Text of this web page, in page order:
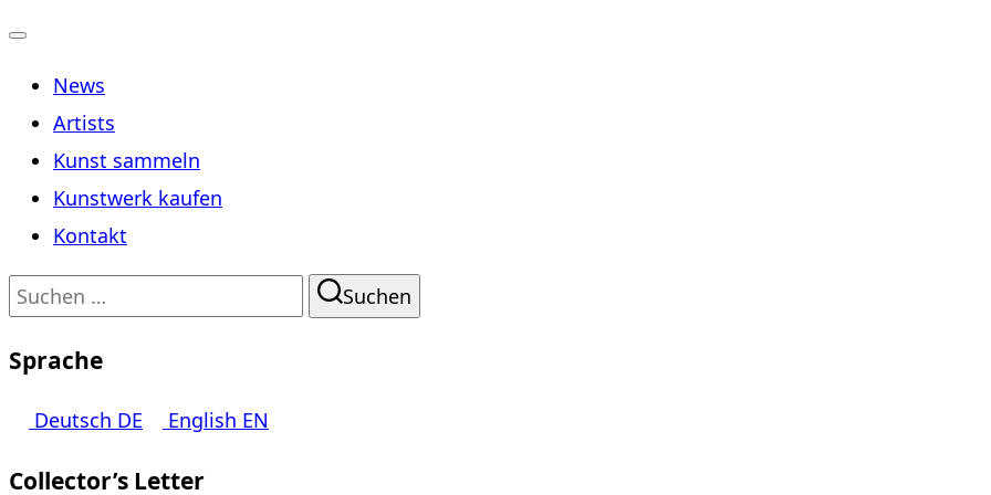
umschalten
News
Artists
Kunst sammeln
Kunstwerk kaufen
Kontakt
Suchen
Suchen
Sprache
Deutsch DE English EN
Collector’s Letter